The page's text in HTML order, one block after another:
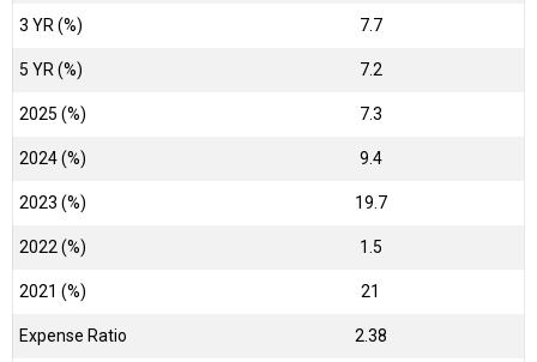
3 YR (%) 7.7
5 YR (%) 7.2
2025 (%) 7.3
2024 (%) 9.4
2023 (%) 19.7
2022 (%) 1.5
2021 (%) 21
Expense Ratio 2.38